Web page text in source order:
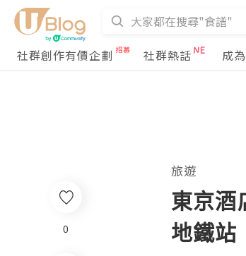
社群創作有價企劃
社群熱話 成
0
旅遊
東京酒
地鐵站